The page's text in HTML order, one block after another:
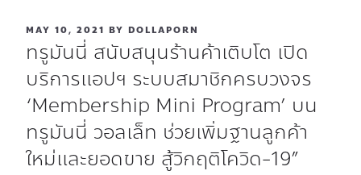
MAY 10, 2021 BY DOLLAPORN
ทรูมันนี่ สนับสนุนร้านค้าเติบโต เปิด
บริการแอปฯ ระบบสมาชิกครบวงจร
‘Membership Mini Program’ บน
ทรูมันนี่ วอลเล็ท ช่วยเพิ่มฐานลูกค้า
ใหม่และยอดขาย สู้วิกฤติโควิด-19”